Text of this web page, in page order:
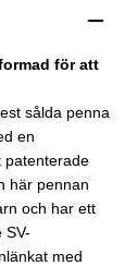
för att
sålda penna
en
patenterade
här pennan
och har ett
SV-
med